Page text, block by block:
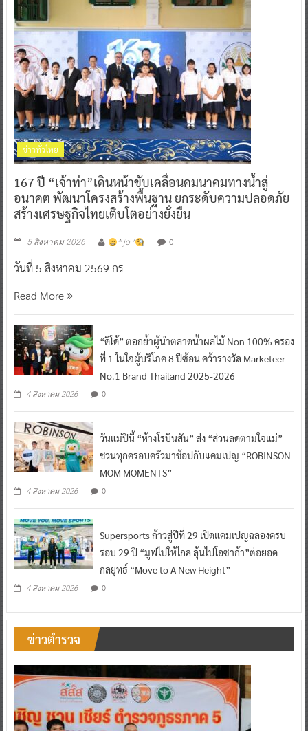
ข่าวทั่วไทย
167 ปี “เจ้าท่า”เดินหน้าขับเคลื่อนคมนาคมทางน้ำสู่
อนาคต พัฒนาโครงสร้างพื้นฐาน ยกระดับความปลอดภัย
สร้างเศรษฐกิจไทยเติบโตอย่างยั่งยืน
5 สิงหาคม 2026 ^ jo ^ 0
วันที่ 5 สิงหาคม 2569 กร
Read More
“ดีโด้” ตอกย้ำผู้นำตลาดน้ำผลไม้ Non 100% ครอง
ที่ 1 ในใจผู้บริโภค 8 ปีซ้อน คว้ารางวัล Marketeer
No.1 Brand Thailand 2025-2026
4 สิงหาคม 2026 0
วันแม่ปีนี้ “ห้างโรบินสัน” ส่ง “ส่วนลดตามใจแม่”
ชวนทุกครอบครัวมาช้อปกับแคมเปญ “ROBINSON
MOM MOMENTS”
4 สิงหาคม 2026 0
Supersports ก้าวสู่ปีที่ 29 เปิดแคมเปญฉลองครบ
รอบ 29 ปี “มูฟไปให้ไกล ลุ้นไปโอซาก้า”ต่อยอด
กลยุทธ์ “Move to A New Height”
4 สิงหาคม 2026 0
ข่าวตำรวจ